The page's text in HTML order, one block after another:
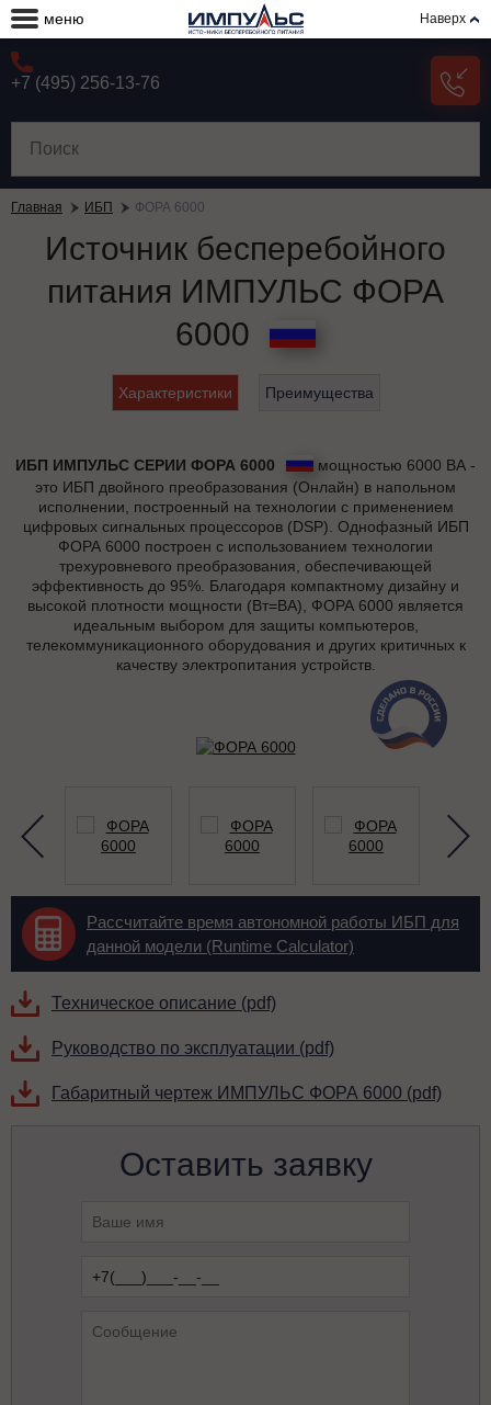
меню Наверх
+7 (495) 256-13-76
Главная ИБП ФОРА 6000
Источник бесперебойного
питания ИМПУЛЬС ФОРА
6000
Характеристики Преимущества
ИБП ИМПУЛЬС СЕРИИ ФОРА 6000
мощностью 6000 ВА -
это ИБП двойного преобразования (Онлайн) в напольном
исполнении, построенный на технологии с применением
цифровых сигнальных процессоров (DSP). Однофазный ИБП
ФОРА 6000 построен с использованием технологии
трехуровневого преобразования, обеспечивающей
эффективность до 95%. Благодаря компактному дизайну и
высокой плотности мощности (Вт=ВА), ФОРА 6000 является
идеальным выбором для защиты компьютеров,
телекоммуникационного оборудования и других критичных к
качеству электропитания устройств.
Рассчитайте время автономной работы ИБП для
данной модели (Runtime Calculator)
Техническое описание (pdf)
Руководство по эксплуатации (pdf)
Габаритный чертеж ИМПУЛЬС ФОРА 6000 (pdf)
Оставить заявку